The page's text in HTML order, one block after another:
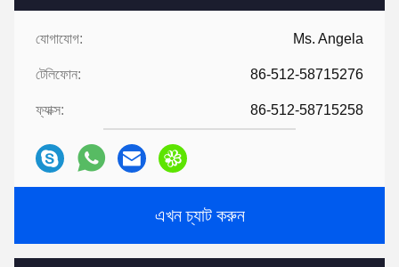
যোগাযোগ: Ms. Angela
টেলিফোন: 86-512-58715276
ফ্যাক্স: 86-512-58715258
এখন চ্যাট করুন